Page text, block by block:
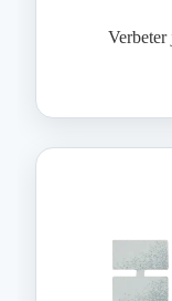
Verbeter